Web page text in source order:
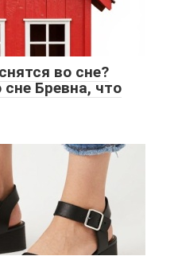
во сне?
Бревна, что